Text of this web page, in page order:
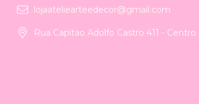
lojaateliearteedecor@gmail.com
Rua Capitao Adolfo Castro 411 - Centro